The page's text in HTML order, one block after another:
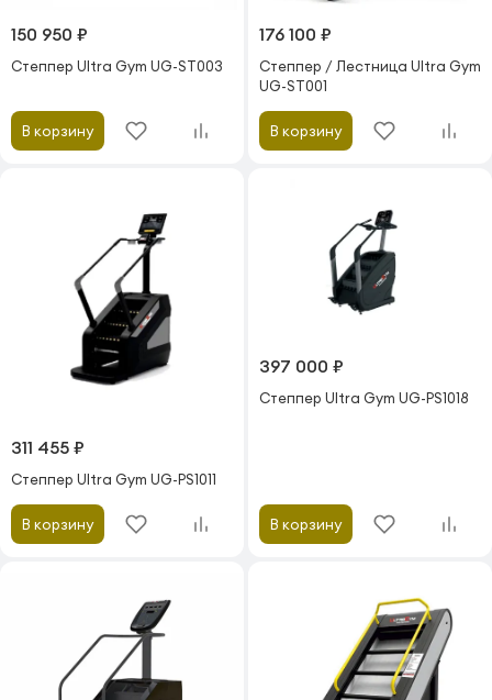
150 950 ₽
Степпер Ultra Gym UG-ST003
В корзину
176 100 ₽
Степпер / Лестница Ultra Gym
UG-ST001
В корзину
311 455 ₽
Степпер Ultra Gym UG-PS1011
В корзину
397 000 ₽
Степпер Ultra Gym UG-PS1018
В корзину